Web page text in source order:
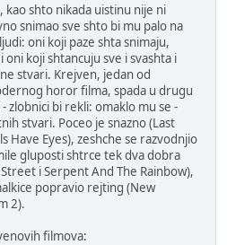
kao shto nikada uistinu nije ni
snimao sve shto bi mu palo na
oni koji paze shta snimaju,
koji shtancuju sve i svashta i
stvari. Krejven, jedan od
horor filma, spada u drugu
zlobnici bi rekli: omaklo mu se -
stvari. Poceo je snazno (Last
Have Eyes), zeshche se razvodnjio
gluposti shtrce tek dva dobra
i Serpent And The Rainbow),
popravio rejting (New
2).
filmova: